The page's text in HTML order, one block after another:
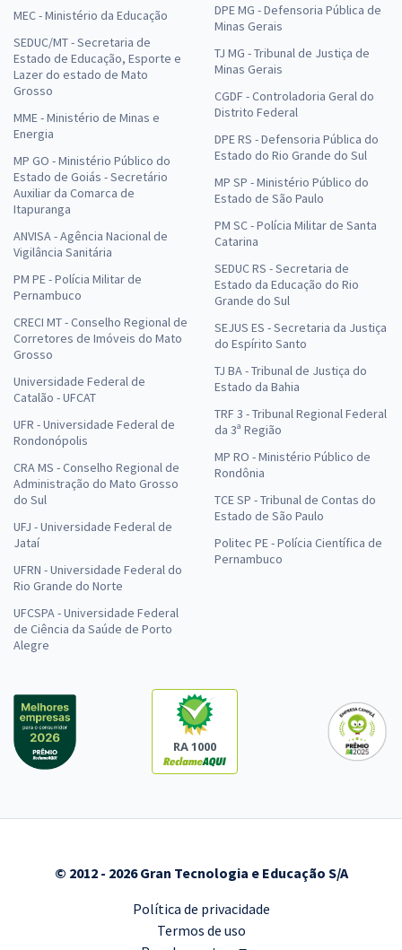
MEC - Ministério da Educação
SEDUC/MT - Secretaria de
Estado de Educação, Esporte e
Lazer do estado de Mato
Grosso
MME - Ministério de Minas e
Energia
MP GO - Ministério Público do
Estado de Goiás - Secretário
Auxiliar da Comarca de
Itapuranga
ANVISA - Agência Nacional de
Vigilância Sanitária
PM PE - Polícia Militar de
Pernambuco
CRECI MT - Conselho Regional de
Corretores de Imóveis do Mato
Grosso
Universidade Federal de
Catalão - UFCAT
UFR - Universidade Federal de
Rondonópolis
CRA MS - Conselho Regional de
Administração do Mato Grosso
do Sul
UFJ - Universidade Federal de
Jataí
UFRN - Universidade Federal do
Rio Grande do Norte
UFCSPA - Universidade Federal
de Ciência da Saúde de Porto
Alegre
DPE MG - Defensoria Pública de
Minas Gerais
TJ MG - Tribunal de Justiça de
Minas Gerais
CGDF - Controladoria Geral do
Distrito Federal
DPE RS - Defensoria Pública do
Estado do Rio Grande do Sul
MP SP - Ministério Público do
Estado de São Paulo
PM SC - Polícia Militar de Santa
Catarina
SEDUC RS - Secretaria de
Estado da Educação do Rio
Grande do Sul
SEJUS ES - Secretaria da Justiça
do Espírito Santo
TJ BA - Tribunal de Justiça do
Estado da Bahia
TRF 3 - Tribunal Regional Federal
da 3ª Região
MP RO - Ministério Público de
Rondônia
TCE SP - Tribunal de Contas do
Estado de São Paulo
Politec PE - Polícia Científica de
Pernambuco
RA 1000
© 2012 - 2026 Gran Tecnologia e Educação S/A
Política de privacidade
Termos de uso